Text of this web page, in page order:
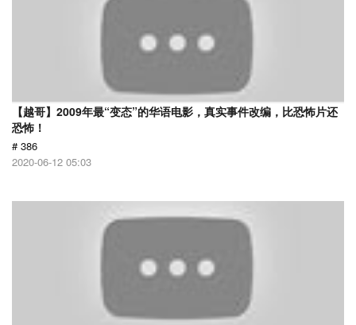
【越哥】2009年最“变态”的华语电影，真实事件改编，比恐怖片还
恐怖！
# 386
2020-06-12 05:03